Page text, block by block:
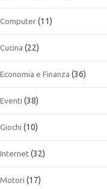
Computer(11)
Cucina (22)
Economia e Finanza (36)
Eventi (38)
Giochi (10)
Internet(32)
Motori (17)